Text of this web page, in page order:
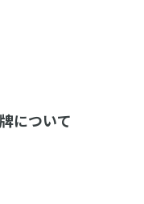
について